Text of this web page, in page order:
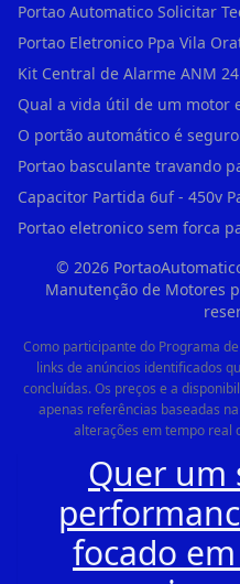
Portao Automatico Solicitar
Portao Eletronico Ppa Vila
Qual a vida útil de um motor
O portão automático é
Portao basculante travando
Portao eletronico sem forca
© 2026
Manutenção de Motores
Como participante do Programa
links de anúncios identificados
concluídas. Os preços e a
apenas referências baseadas
alterações em tempo real
Quer um
focado